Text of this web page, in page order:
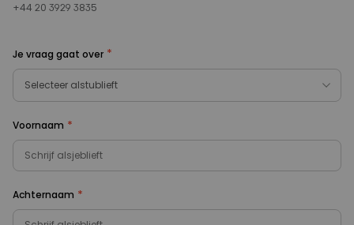
+44 20 3929 3835
Je vraag gaat over *
Selecteer alstublieft
Voornaam *
Achternaam *